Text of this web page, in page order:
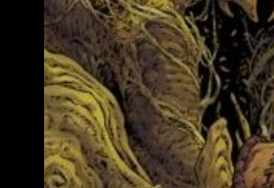
STAR FOX
PSYRIVER 2026 : LA MAGIE
« MOFUSAND / PARLER
ASSASSIN'S CREED BLACK FLAG
« LE VENT DAND LES SAULES
« DAMN THEM ALL » - UN DUO